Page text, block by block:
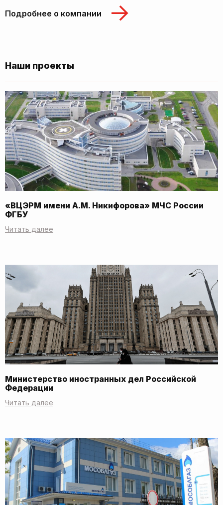
Подробнее о компании
Наши проекты
«ВЦЭРМ имени А.М. Никифорова» МЧС России
ФГБУ
Читать далее
Министерство иностранных дел Российской
Федерации
Читать далее